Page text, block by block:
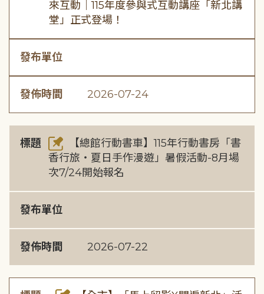
來互動｜115年度參與式互動講座「新北講
堂」正式登場！
發布單位
發佈時間 2026-07-24
標題
【總館行動書車】115年行動書房「書
香行旅・夏日手作漫遊」暑假活動-8月場
次7/24開始報名
發布單位
發佈時間 2026-07-22